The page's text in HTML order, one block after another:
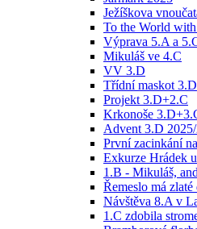
Ježíškova
To the World
Výprava 5.A a
Mikuláš ve 4.C
VV 3.D
Třídní maskot 3.D
Projekt 3.D+2.C
Krkonoše
Advent 3.D
První zacinkání
Exkurze Hrádek
1.B - Mikuláš,
Řemeslo má zlaté
Návštěva 8.A v
1.C zdobila